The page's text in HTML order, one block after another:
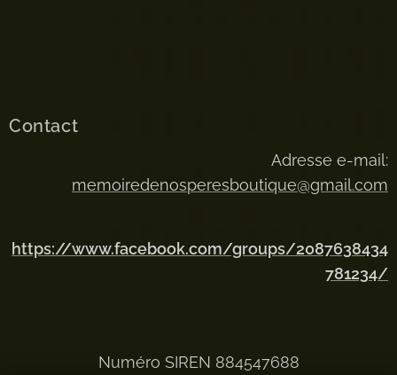
Contact
Adresse e-mail:
memoiredenosperesboutique@gmail.com
https://www.facebook.com/groups/2087638434
781234/
Numéro SIREN 884547688